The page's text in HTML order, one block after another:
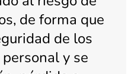
de forma que
de los
y se